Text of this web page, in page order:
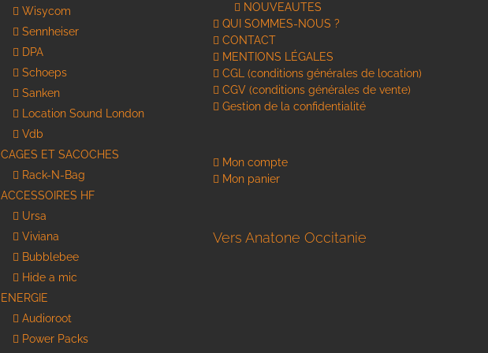
Wisycom
Sennheiser
DPA
Schoeps
Sanken
Location Sound London
Vdb
CAGES ET SACOCHES
Rack-N-Bag
ACCESSOIRES HF
Ursa
Viviana
Bubblebee
Hide a mic
ENERGIE
Audioroot
Power Packs
NOUVEAUTES
QUI SOMMES-NOUS ?
CONTACT
MENTIONS LÉGALES
CGL (conditions générales de location)
CGV (conditions générales de vente)
Gestion de la confidentialité
Mon compte
Mon panier
Vers Anatone Occitanie